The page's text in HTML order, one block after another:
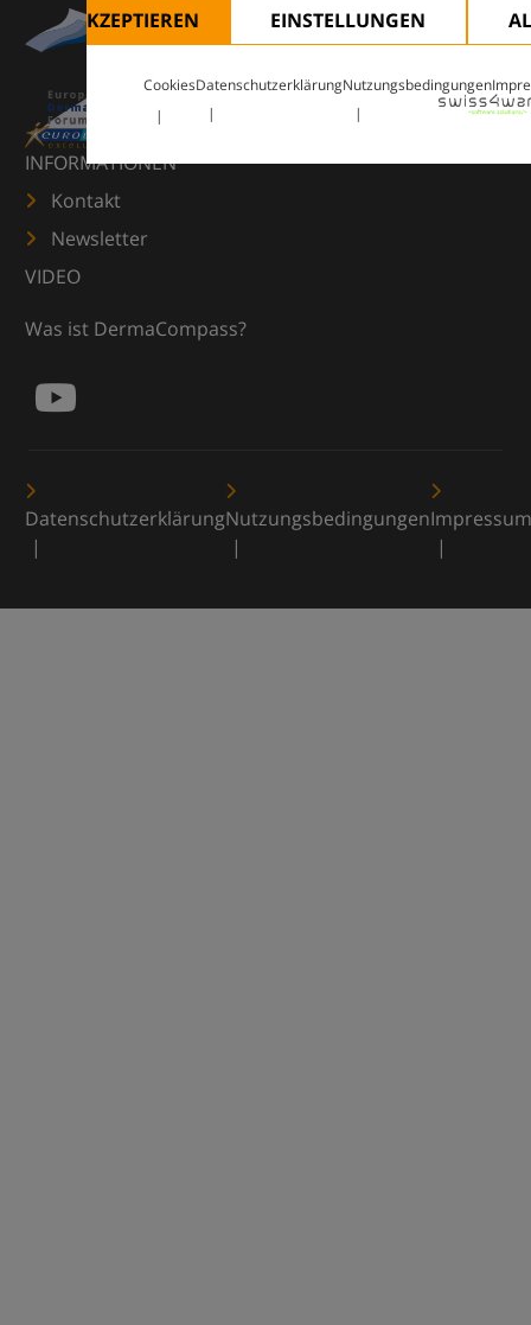
ALLE AKZEPTIEREN
EINSTELLUNGEN
CookiesDatenschutzerklärungNutzungsbedingungen
INFORMATIONEN
Kontakt
Newsletter
VIDEO
Was ist DermaCompass?
DatenschutzerklärungNutzungsbedingungenImpressum